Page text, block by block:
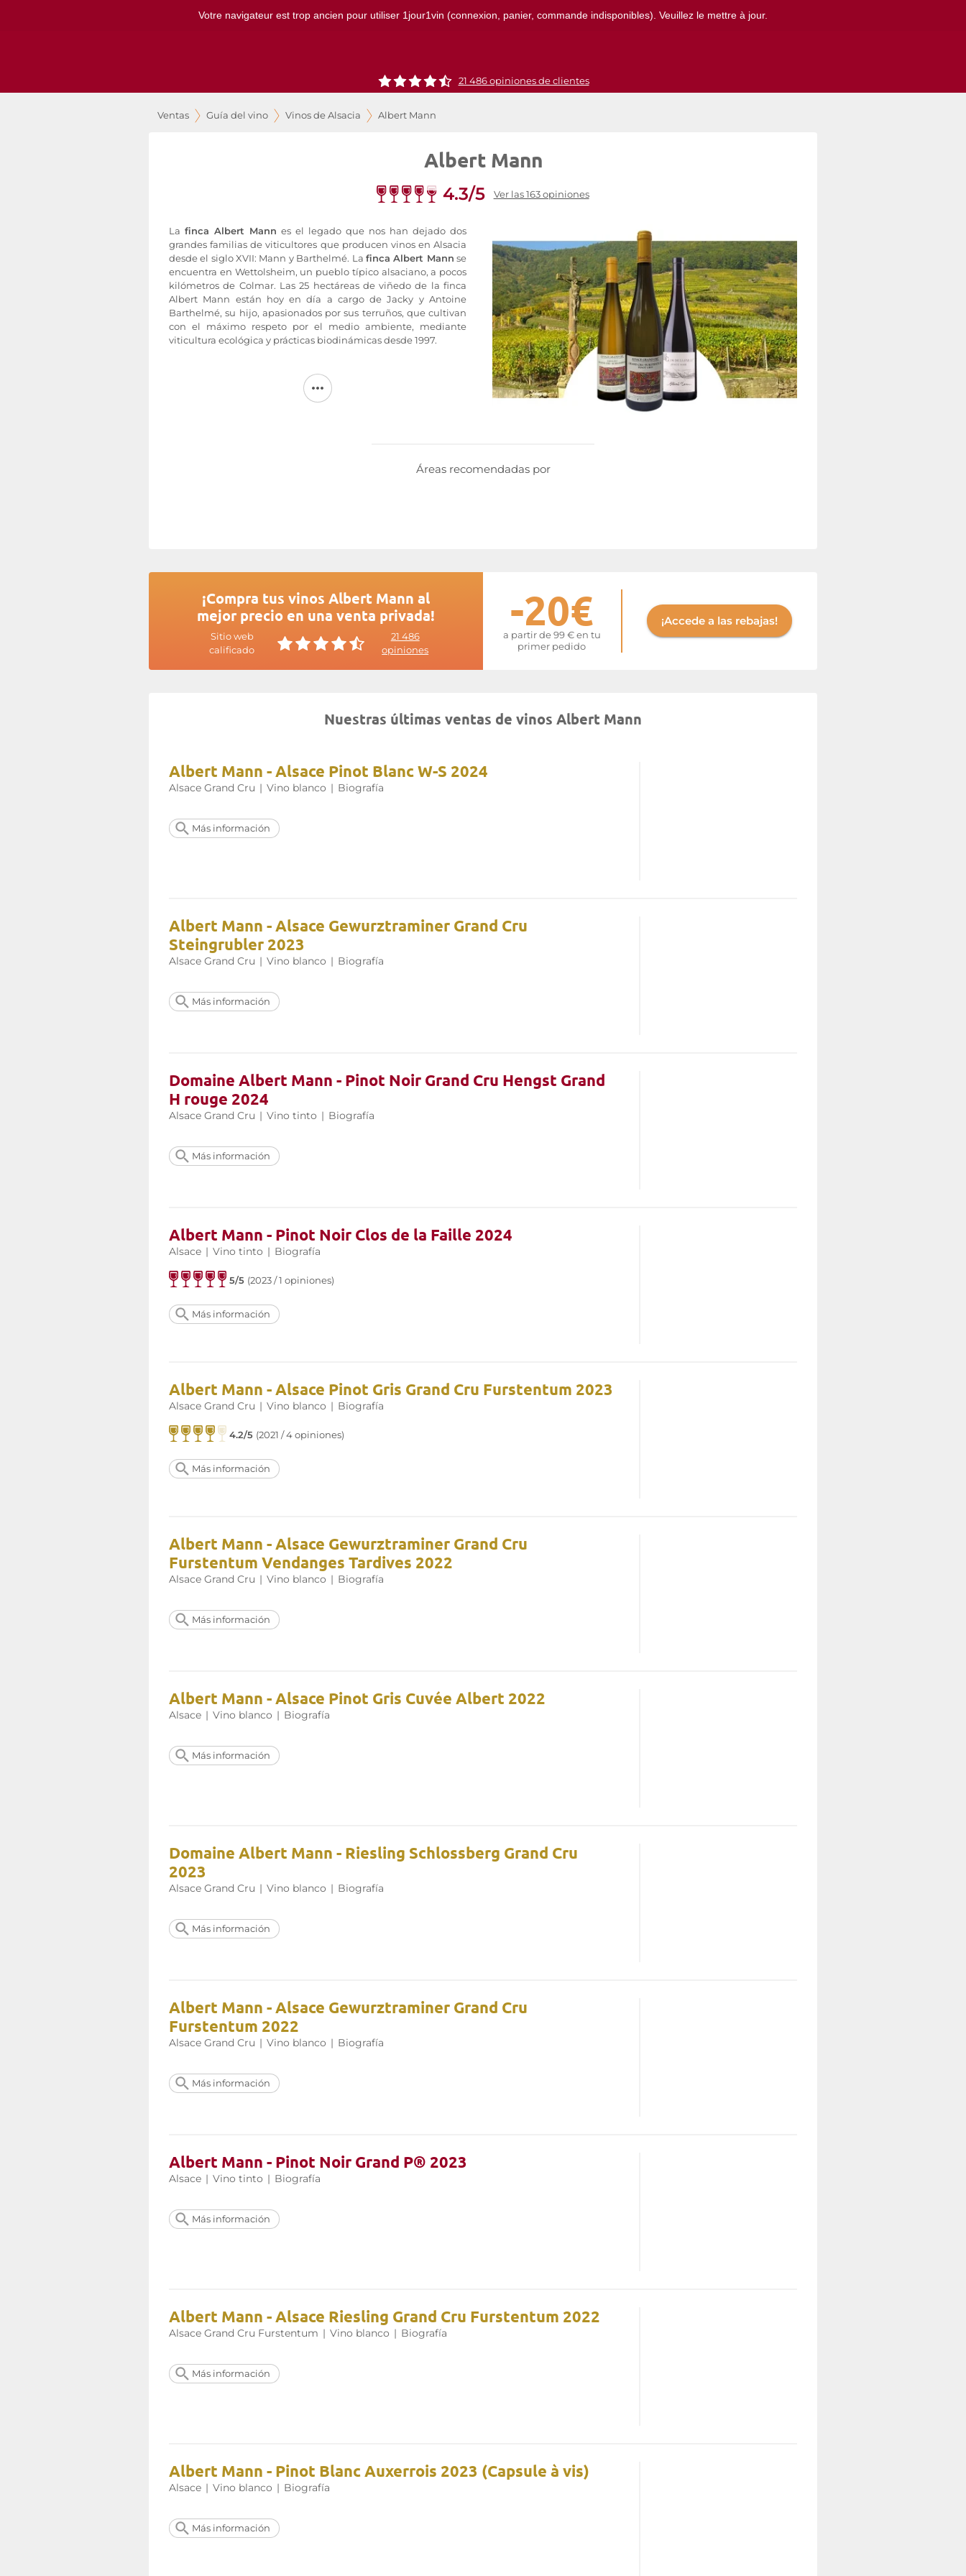
Votre navigateur est trop ancien pour utiliser 1jour1vin (connexion, panier, commande indisponibles). Veuillez le mettre à jour.
21 486 opiniones de clientes
Ventas Guía del vino Vinos de Alsacia Albert Mann
Albert Mann
4.3/5 Ver las 163 opiniones
La finca Albert Mann es el legado que nos han dejado dos
grandes familias de viticultores que producen vinos en Alsacia
desde el siglo XVII: Mann y Barthelmé. La finca Albert Mann se
encuentra en Wettolsheim, un pueblo típico alsaciano, a pocos
kilómetros de Colmar. Las 25 hectáreas de viñedo de la finca
Albert Mann están hoy en día a cargo de Jacky y Antoine
Barthelmé, su hijo, apasionados por sus terruños, que cultivan
con el máximo respeto por el medio ambiente, mediante
viticultura ecológica y prácticas biodinámicas desde 1997.
mano, cuando la uva alcanza su madurez óptima, y la
vinificación se lleva a cabo con delicadeza, sin añadir productos
amantes más exigentes de los vinos de la región de Alsacia.Áreas recomendadas por
¡Compra tus vinos Albert Mann al
mejor precio en una venta privada!
Sitio web
calificado
21 486
opiniones
-20€
a partir de 99 € en tu
primer pedido
¡Accede a las rebajas!
Nuestras últimas ventas de vinos Albert Mann
Albert Mann - Alsace Pinot Blanc W-S 2024
Alsace Grand Cru | Vino blanco | Biografía
Más información
Albert Mann - Alsace Gewurztraminer Grand Cru
Steingrubler 2023
Alsace Grand Cru | Vino blanco | Biografía
Más información
Domaine Albert Mann - Pinot Noir Grand Cru Hengst Grand
H rouge 2024
Alsace Grand Cru | Vino tinto | Biografía
Más información
Albert Mann - Pinot Noir Clos de la Faille 2024
Alsace | Vino tinto | Biografía
5/5 (2023 / 1 opiniones)
Más información
Albert Mann - Alsace Pinot Gris Grand Cru Furstentum 2023
Alsace Grand Cru | Vino blanco | Biografía
4.2/5 (2021 / 4 opiniones)
Más información
Albert Mann - Alsace Gewurztraminer Grand Cru
Furstentum Vendanges Tardives 2022
Alsace Grand Cru | Vino blanco | Biografía
Más información
Albert Mann - Alsace Pinot Gris Cuvée Albert 2022
Alsace | Vino blanco | Biografía
Más información
Domaine Albert Mann - Riesling Schlossberg Grand Cru
2023
Alsace Grand Cru | Vino blanco | Biografía
Más información
Albert Mann - Alsace Gewurztraminer Grand Cru
Furstentum 2022
Alsace Grand Cru | Vino blanco | Biografía
Más información
Albert Mann - Pinot Noir Grand P® 2023
Alsace | Vino tinto | Biografía
Más información
Albert Mann - Alsace Riesling Grand Cru Furstentum 2022
Alsace Grand Cru Furstentum | Vino blanco | Biografía
Más información
Albert Mann - Pinot Blanc Auxerrois 2023 (Capsule à vis)
Alsace | Vino blanco | Biografía
Más información